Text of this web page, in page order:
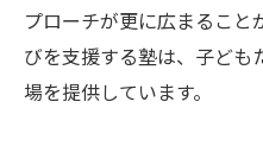
プローチが更に広まること
びを支援する塾は、子ども
場を提供しています。